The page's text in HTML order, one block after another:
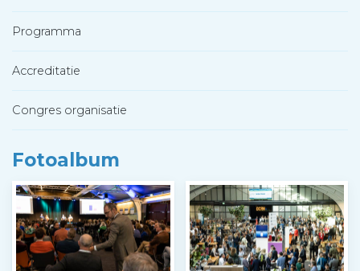
Programma
Accreditatie
Congres organisatie
Fotoalbum